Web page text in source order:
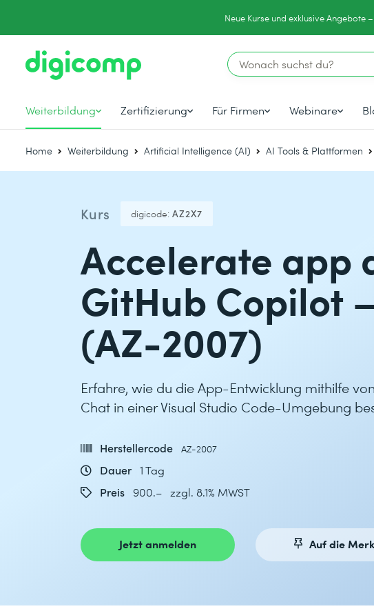
Neue Kurse und exklusive Angebote
Weiterbildung Zertifizierung Für Firmen Webinare
Home Weiterbildung Artificial Intelligence (AI) AI Tools & Plattformen
Kurs digicode: AZ2X7
Accelerate app
GitHub Copilot
(AZ-2007)
Erfahre, wie du die App-Entwicklung mithilfe
Chat in einer Visual Studio Code-Umgebung
Herstellercode AZ-2007
Dauer 1 Tag
Preis
900.– zzgl. 8.1% MWST
Jetzt anmelden Auf die